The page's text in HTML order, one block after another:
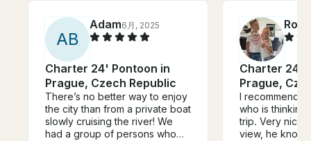
AB
Adam6月, 2025
Charter 24' Pontoon in
Prague, Czech Republic
There’s no better way to enjoy
the city than from a private boat
slowly cruising the river! We
had a group of persons who
Charter 24'
Prague,
I recommend
who is thinking
trip. Very nice,
view, he